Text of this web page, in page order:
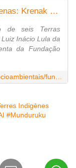
Funai reconhece duas Terras Indígenas: Krenak de Sete Salões e Sawre Ba'pim | ISA
de seis Terras
Inácio Lula da
da Fundação
Indigènes
#Munduruku